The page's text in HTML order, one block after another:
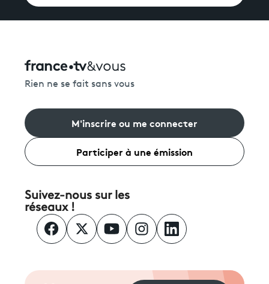
Rien ne se fait sans vous
M'inscrire ou me connecter
Participer à une émission
Suivez-nous sur les
réseaux !